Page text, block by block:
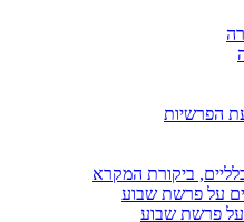
הפרשיות
ביקורת המקרא
על פרשת שבוע
פרשת שבוע